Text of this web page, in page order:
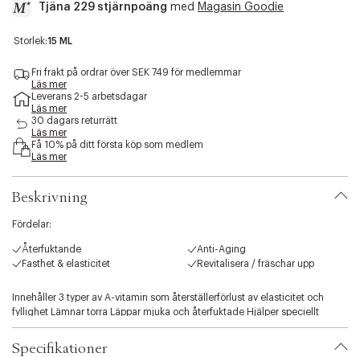
sida.
Tjäna 229 stjärnpoäng med Magasin Goodie
a
c
s
b
i
t
.
v
a
a
t
i
o
Storlek:15 ML
Fri frakt på ordrar över SEK 749 för medlemmar
Läs mer
Leverans 2-5 arbetsdagar
Läs mer
30 dagars returrätt
Läs mer
Få 10% på ditt första köp som medlem
Läs mer
Beskrivning
Fördelar:
Återfuktande
Anti-Aging
Fasthet & elasticitet
Revitalisera / fräschar upp
Innehåller 3 typer av A-vitamin som återställerförlust av elasticitet och
fyllighet Lämnar torra Läppar mjuka och återfuktade Hjälper speciellt
utmanade Läppar tillbaka till de normala Förhindrar och motverkar
ljusinducerade skador.
Specifikationer